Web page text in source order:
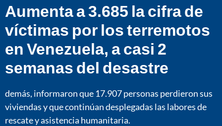
Aumenta a 3.685 la cifra de
víctimas por los terremotos
en Venezuela, a casi 2
semanas del desastre
demás, informaron que 17.907 personas perdieron sus
viviendas y que continúan desplegadas las labores de
rescate y asistencia humanitaria.